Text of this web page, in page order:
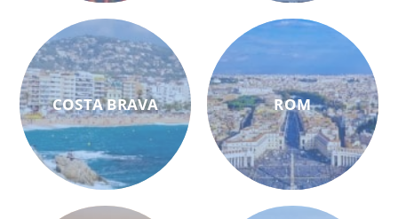
COSTA BRAVA ROM